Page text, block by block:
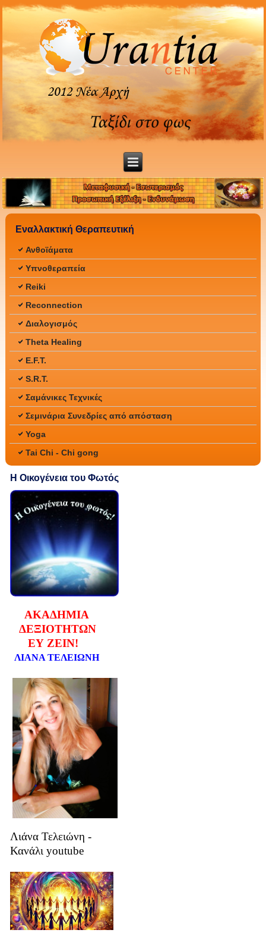
Εναλλακτική Θεραπευτική
Ανθοϊάματα
Υπνοθεραπεία
Reiki
Reconnection
Διαλογισμός
Theta Healing
E.F.T.
S.R.T.
Σαμάνικες Τεχνικές
Σεμινάρια Συνεδρίες από απόσταση
Yoga
Tai Chi - Chi gong
Η Οικογένεια του Φωτός
ΑΚΑΔΗΜΙΑ
ΔΕΞΙΟΤΗΤΩΝ
ΕΥ ΖΕΙΝ!
ΛΙΑΝΑ ΤΕΛΕΙΩΝΗ
Λιάνα Τελειώνη -
Κανάλι youtube